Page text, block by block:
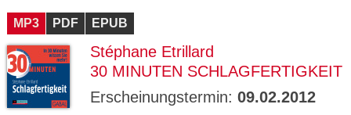
MP3 PDF EPUB
Stéphane Etrillard
30 MINUTEN SCHLAGFERTIGKEIT
Erscheinungstermin: 09.02.2012